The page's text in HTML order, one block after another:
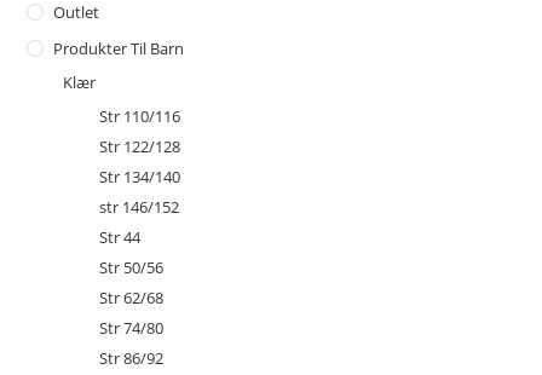
Outlet
Produkter Til Barn
Klær
Str 110/116
Str 122/128
Str 134/140
str 146/152
Str 44
Str 50/56
Str 62/68
Str 74/80
Str 86/92